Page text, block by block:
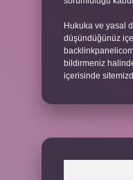
Hukuka ve yasal
düşündüğünüz
bildirmeniz
içerisinde